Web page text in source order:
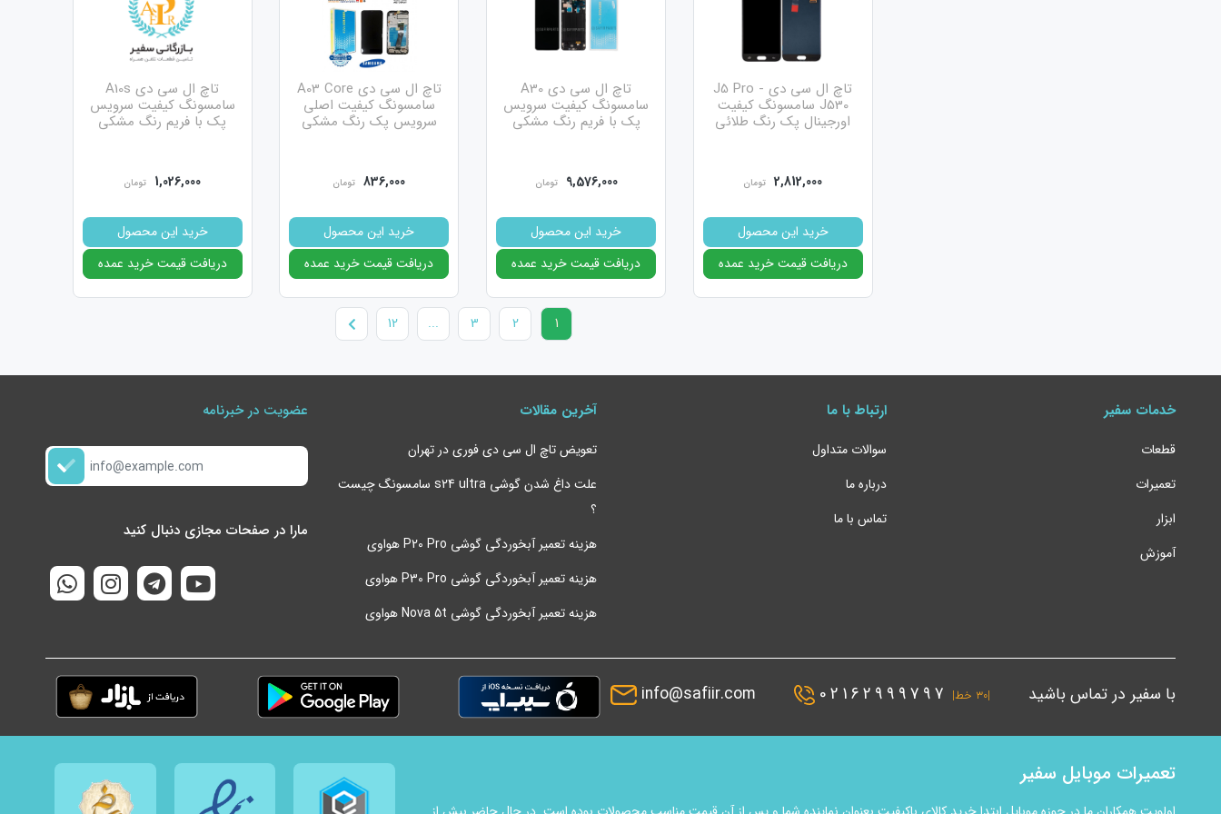
5.ال سی دی تی اف تی
این دسته از ال سی دی ها خود به دو دسته ی تی اف تی معمولی و تی اف تی متال تقسیم می شوند.
تی اف تی معمولی ها ضخامت بسیار زیاد و کیفت تصویر پایینی دارند و کم کم از بازار جهانی حذف می شوند
دسته دوم ال سی دی های تی اف تی متال هستند که پشت آن ها فلزی است به همین دلیل به آن ال سی دی متال گفته می شود.
از نظر قیمت این ال سی دی بعد از تی اف تی متال ارزان ترین انتخاب ممکن برای شما خواهد بود.
قیمت تاچ ال سی دی سامسونگ | انواع ال سی دی سامسونگ | خرید ال سی دی سامسونگ | قطعات موبایل | ابزار و لوازم تعمیرات موبایل |
یکی مهمترین ویژگی های یک مرکز تعمیرات موبایل است.
شما می توانید در سایت سفیر پارت به راحتی ثبت درخواست تعمیرات موبایل
آنلاین انجام دهید
تاچ ال سی دی J5 Pro -
J530 سامسونگ کیفیت
اورجینال پک رنگ طلائی
2,812,000 تومان
خرید این محصول
دریافت قیمت خرید عمده
تاچ ال سی دی A30
سامسونگ کیفیت سرویس
پک با فریم رنگ مشکی
9,576,000 تومان
خرید این محصول
دریافت قیمت خرید عمده
تاچ ال سی دی A03 Core
سامسونگ کیفیت اصلی
سرویس پک رنگ مشکی
836,000 تومان
خرید این محصول
دریافت قیمت خرید عمده
تاچ ال سی دی A10s
سامسونگ کیفیت سرویس
پک با فریم رنگ مشکی
1,026,000 تومان
خرید این محصول
دریافت قیمت خرید عمده
1
2
3
...
12
خدمات سفیر
قطعات
تعمیرات
ابزار
آموزش
ارتباط با ما
سوالات متداول
درباره ما
تماس با ما
آخرین مقالات
تعویض تاچ ال سی دی فوری در تهران
علت داغ شدن گوشی s24 ultra سامسونگ چیست
؟
هزینه تعمیر آبخوردگی گوشی P20 Pro هواوی
هزینه تعمیر آبخوردگی گوشی P30 Pro هواوی
هزینه تعمیر آبخوردگی گوشی Nova 5t هواوی
عضویت در خبرنامه
مارا در صفحات مجازی دنبال کنید
با سفیر در تماس باشید |۳۰ خط| 02162999797
info@safiir.com
تعمیرات موبایل سفیر